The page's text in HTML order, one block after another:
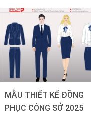
MẪU THIẾT KẾ ĐỒNG
PHỤC CÔNG SỞ 2025